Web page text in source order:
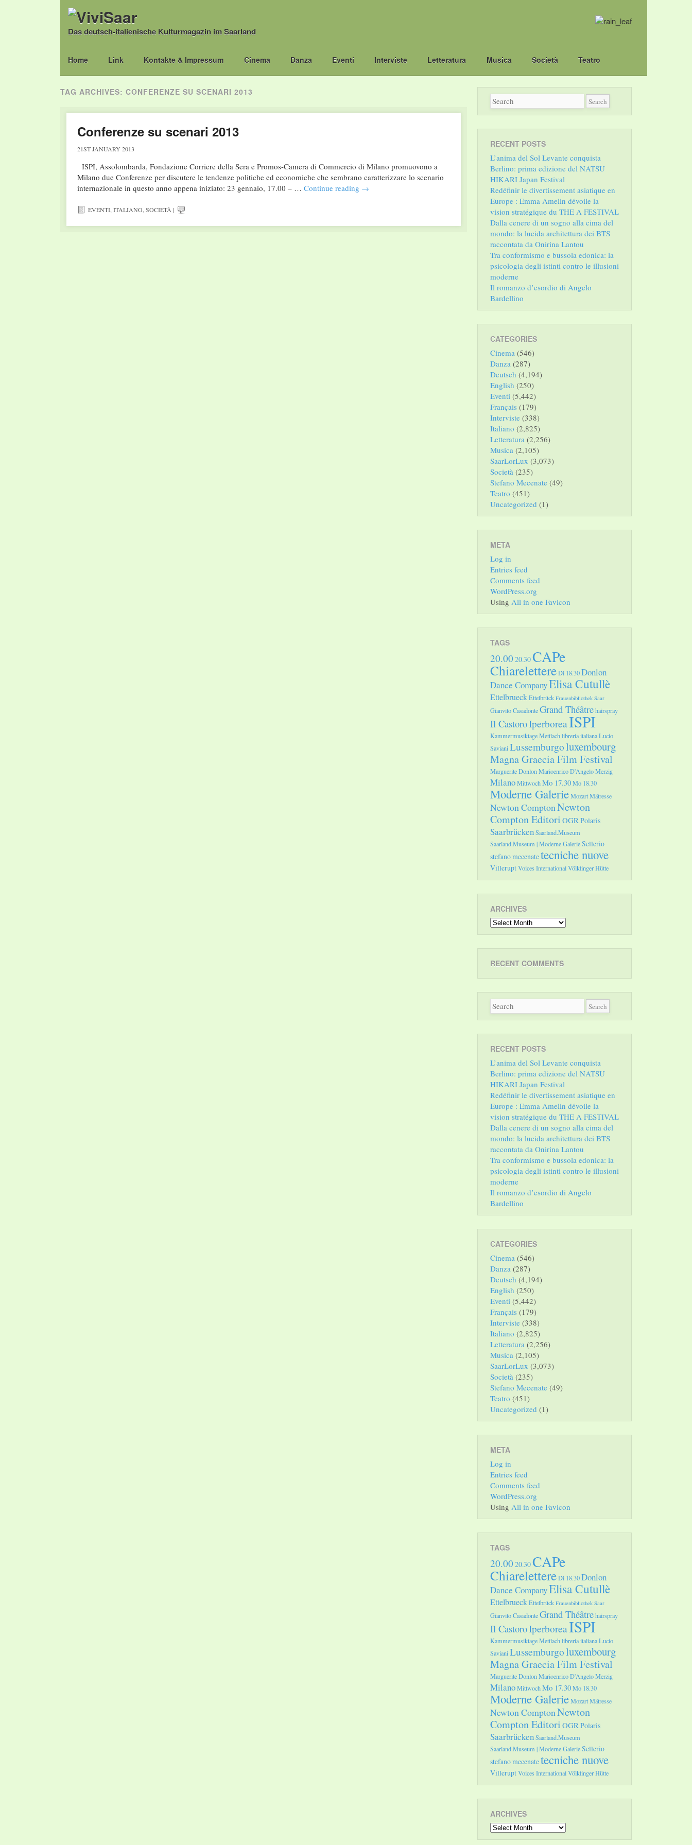
Das deutsch-italienische Kulturmagazin im Saarland
Main menu
Skip
Home Link Kontakte & Impressum Cinema Danza Eventi Interviste Letteratura Musica Società Teatro
TAG ARCHIVES: CONFERENZE SU SCENARI 2013
Conferenze su scenari 2013
21ST JANUARY 2013
ISPI, Assolombarda, Fondazione Corriere della Sera e Promos-Camera di Commercio di Milano promuovono a
Milano due Conferenze per discutere le tendenze politiche ed economiche che sembrano caratterizzare lo scenario
internazionale in questo anno appena iniziato: 23 gennaio, 17.00 – … Continue reading →
EVENTI,ITALIANO,SOCIETÀ |
RECENT POSTS
L’anima del Sol Levante conquista
Berlino: prima edizione del NATSU
HIKARI Japan Festival
Redéfinir le divertissement asiatique en
Europe : Emma Amelin dévoile la
vision stratégique du THE A FESTIVAL
Dalla cenere di un sogno alla cima del
mondo: la lucida architettura dei BTS
raccontata da Onirina Lantou
Tra conformismo e bussola edonica: la
psicologia degli istinti contro le illusioni
moderne
Il romanzo d’esordio di Angelo
Bardellino
CATEGORIES
Cinema (546)
Danza (287)
Deutsch (4,194)
English (250)
Eventi (5,442)
Français (179)
Interviste (338)
Italiano (2,825)
Letteratura (2,256)
Musica (2,105)
SaarLorLux (3,073)
Società (235)
Stefano Mecenate (49)
Teatro (451)
Uncategorized (1)
META
Log in
Entries feed
Comments feed
WordPress.org
Using All in one Favicon
TAGS
20.00 20.30CAPe
ChiarelettereDi 18.30Donlon
Dance CompanyElisa Cutullè
EttelbrueckEttelbrück Frauenbibliothek Saar
Gianvito CasadonteGrand Théâtrehairspray
Il CastoroIperboreaISPI
Kammermusiktage Mettlachlibreria italianaLucio
SavianiLussemburgoluxembourg
Magna Graecia Film Festival
Marguerite DonlonMarioenrico D'AngeloMerzig
MilanoMittwochMo 17.30Mo 18.30
Moderne GalerieMozartMätresse
Newton ComptonNewton
Compton Editori OGRPolaris
SaarbrückenSaarland.Museum
Saarland.Museum | Moderne GalerieSellerio
stefano mecenatetecniche nuove
VilleruptVoices InternationalVölklinger Hütte
ARCHIVES
Archives
RECENT COMMENTS
RECENT POSTS
L’anima del Sol Levante conquista
Berlino: prima edizione del NATSU
HIKARI Japan Festival
Redéfinir le divertissement asiatique en
Europe : Emma Amelin dévoile la
vision stratégique du THE A FESTIVAL
Dalla cenere di un sogno alla cima del
mondo: la lucida architettura dei BTS
raccontata da Onirina Lantou
Tra conformismo e bussola edonica: la
psicologia degli istinti contro le illusioni
moderne
Il romanzo d’esordio di Angelo
Bardellino
CATEGORIES
Cinema (546)
Danza (287)
Deutsch (4,194)
English (250)
Eventi (5,442)
Français (179)
Interviste (338)
Italiano (2,825)
Letteratura (2,256)
Musica (2,105)
SaarLorLux (3,073)
Società (235)
Stefano Mecenate (49)
Teatro (451)
Uncategorized (1)
META
Log in
Entries feed
Comments feed
WordPress.org
Using All in one Favicon
TAGS
20.00 20.30CAPe
ChiarelettereDi 18.30Donlon
Dance CompanyElisa Cutullè
EttelbrueckEttelbrück Frauenbibliothek Saar
Gianvito CasadonteGrand Théâtrehairspray
Il CastoroIperboreaISPI
Kammermusiktage Mettlachlibreria italianaLucio
SavianiLussemburgoluxembourg
Magna Graecia Film Festival
Marguerite DonlonMarioenrico D'AngeloMerzig
MilanoMittwochMo 17.30Mo 18.30
Moderne GalerieMozartMätresse
Newton ComptonNewton
Compton Editori OGRPolaris
SaarbrückenSaarland.Museum
Saarland.Museum | Moderne GalerieSellerio
stefano mecenatetecniche nuove
VilleruptVoices InternationalVölklinger Hütte
ARCHIVES
Archives